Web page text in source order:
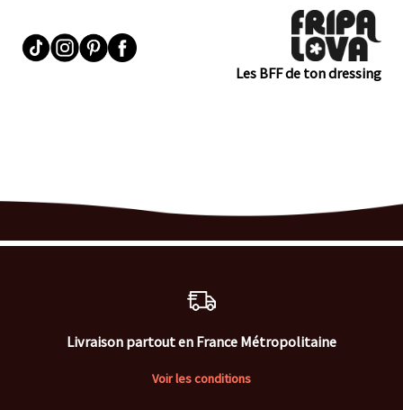
Les BFF de ton dressing
Livraison partout en France Métropolitaine
Voir les conditions